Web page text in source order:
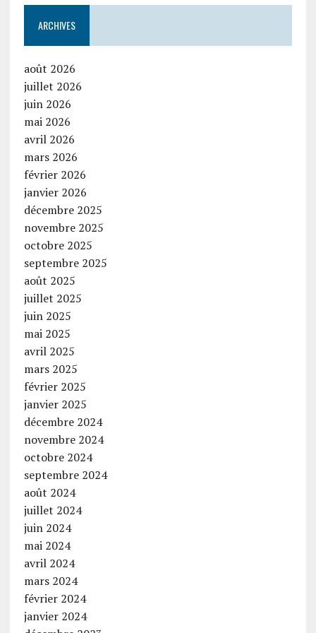
ARCHIVES
août 2026
juillet 2026
juin 2026
mai 2026
avril 2026
mars 2026
février 2026
janvier 2026
décembre 2025
novembre 2025
octobre 2025
septembre 2025
août 2025
juillet 2025
juin 2025
mai 2025
avril 2025
mars 2025
février 2025
janvier 2025
décembre 2024
novembre 2024
octobre 2024
septembre 2024
août 2024
juillet 2024
juin 2024
mai 2024
avril 2024
mars 2024
février 2024
janvier 2024